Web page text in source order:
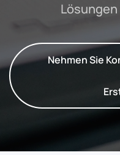
Nehmen Sie